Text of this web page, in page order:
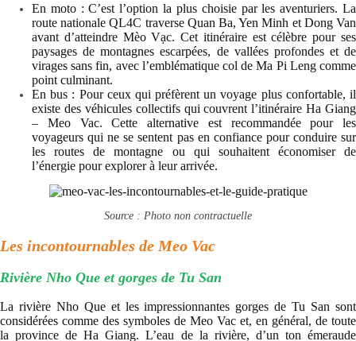
En moto : C’est l’option la plus choisie par les aventuriers. La
route nationale QL4C traverse Quan Ba, Yen Minh et Dong Van
avant d’atteindre Mèo Vạc. Cet itinéraire est célèbre pour ses
paysages de montagnes escarpées, de vallées profondes et de
virages sans fin, avec l’emblématique col de Ma Pi Leng comme
point culminant.
En bus : Pour ceux qui préfèrent un voyage plus confortable, il
existe des véhicules collectifs qui couvrent l’itinéraire Ha Giang
– Meo Vac. Cette alternative est recommandée pour les
voyageurs qui ne se sentent pas en confiance pour conduire sur
les routes de montagne ou qui souhaitent économiser de
l’énergie pour explorer à leur arrivée.
Source : Photo non contractuelle
Les incontournables de Meo Vac
Rivière Nho Que et gorges de Tu San
La rivière Nho Que et les impressionnantes gorges de Tu San sont
considérées comme des symboles de Meo Vac et, en général, de toute
la province de Ha Giang. L’eau de la rivière, d’un ton émeraude